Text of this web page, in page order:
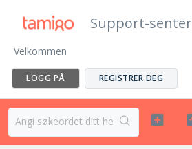
Support-senter
Velkommen
LOGG PÅ REGISTRER DEG